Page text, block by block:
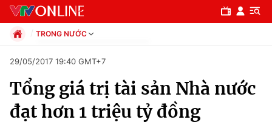
Chuyên mục
Chính trị
TRONG NƯỚC
Xã hội
Pháp luật
Kinh tế
Thể thao
29/05/2017 19:40 GMT+7
Tổng giá trị tài sản Nhà nước
đạt hơn 1 triệu tỷ đồng